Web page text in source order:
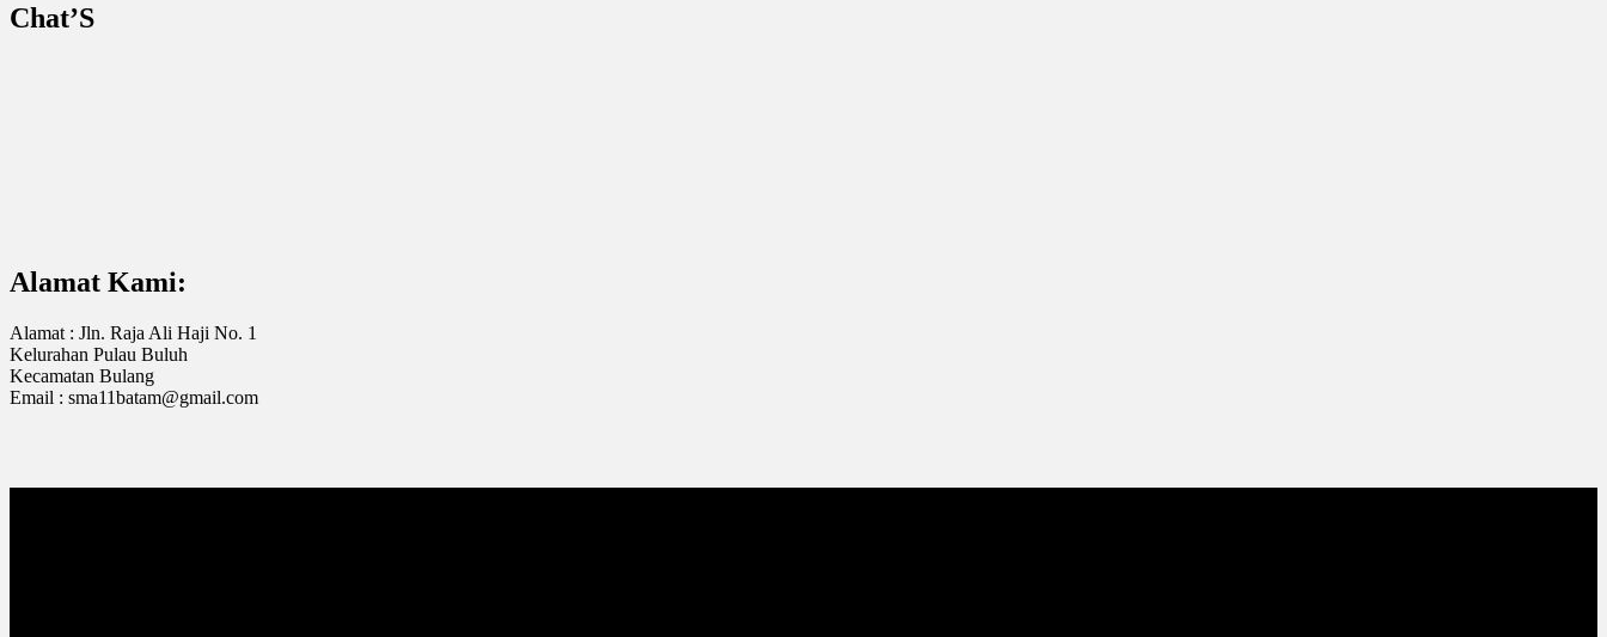
Chat’S
Alamat Kami:
Alamat : Jln. Raja Ali Haji No. 1
Kelurahan Pulau Buluh
Kecamatan Bulang
Email : sma11batam@gmail.com